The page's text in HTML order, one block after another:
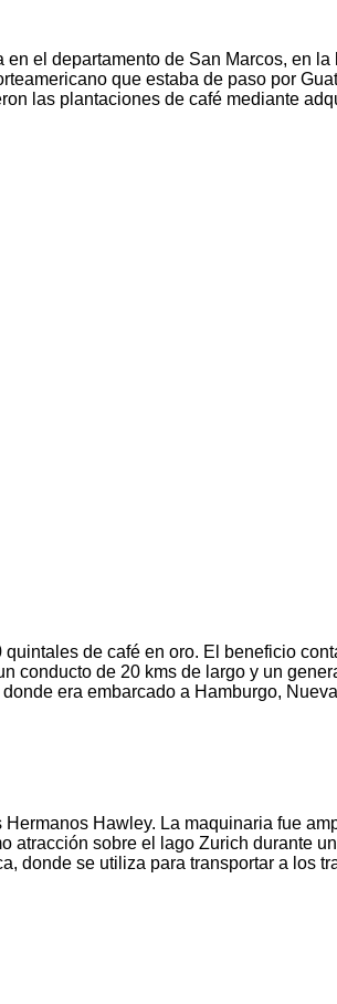
el departamento de San Marcos, en
que estaba de paso por
las plantaciones de café mediante
de café en oro. El beneficio
conducto de 20 kms de largo y un
era embarcado a Hamburgo,
Hawley. La maquinaria fue
sobre el lago Zurich durante
donde se utiliza para transportar a los